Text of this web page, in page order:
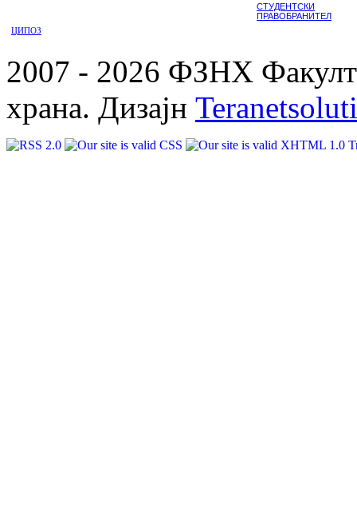
СТУДЕНТСКИ
ПРАВОБРАНИТЕЛ
ЦИПОЗ
2007 - 2026 ФЗНХ
храна. Дизајн